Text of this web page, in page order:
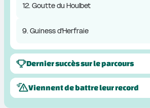
12. Goutte du Houlbet
9. Guiness d'Herfraie
Dernier succès sur le parcours
Viennent de battre leur record